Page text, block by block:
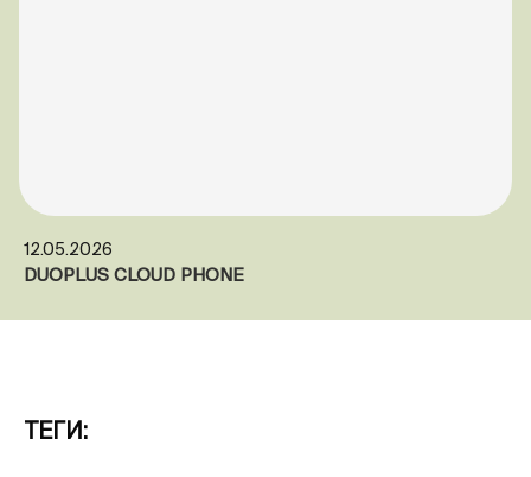
12.05.2026
DUOPLUS CLOUD PHONE
ТЕГИ: